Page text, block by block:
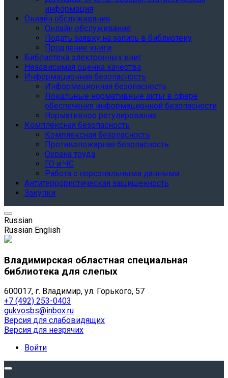
информация
Онлайн обслуживание
Онлайн обслуживание
Подать заявку на запись в библиотеку
Продление книги
Библиотека электронных книг
Независимая оценка качества
Информационная безопасность
Информационная безопасность
Локальные нормативные акты в сфере
обеспечения информационной безопасности
Нормативное регулирование
Комплексная безопасность
Комплексная безопасность
Противопожарная безопасность
Охрана труда
ГО и ЧС
Работа с персональными данными
Антитеррористическая защищенность
Закупки
Russian
Russian English
Владимирская областная специальная
библиотека для слепых
600017, г. Владимир, ул. Горького, 57
+7 (492) 253-0403
gukvosbs@inbox.ru
Версия для слабовидящих
Версия для незрячих
Войти